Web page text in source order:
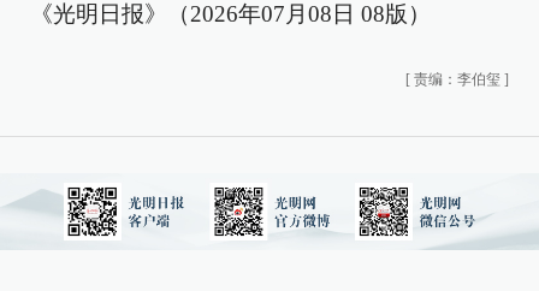
《光明日报》（2026年07月08日 08版）
[ 责编：李伯玺 ]